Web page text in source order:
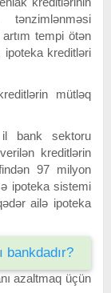
tempi ötən
kreditləri
mütləq
bank sektoru
kreditlərin
97 milyon
ipoteka sistemi
ailə ipoteka
azaltmaq üçün